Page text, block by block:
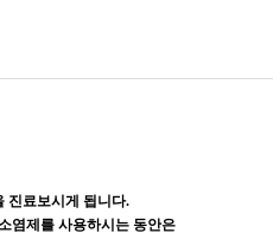
진료보시게 됩니다.
염제를 사용하시는 동안은